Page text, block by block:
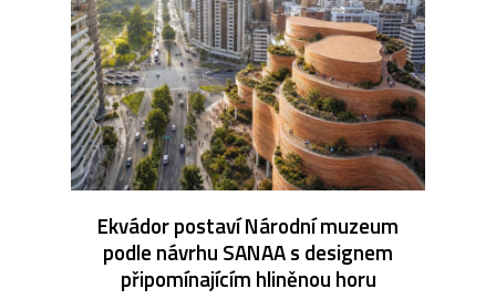
Ekvádor postaví Národní muzeum
podle návrhu SANAA s designem
připomínajícím hliněnou horu